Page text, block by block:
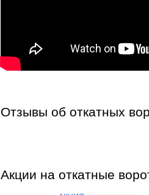
Отзывы об откатных
Акции на откатные